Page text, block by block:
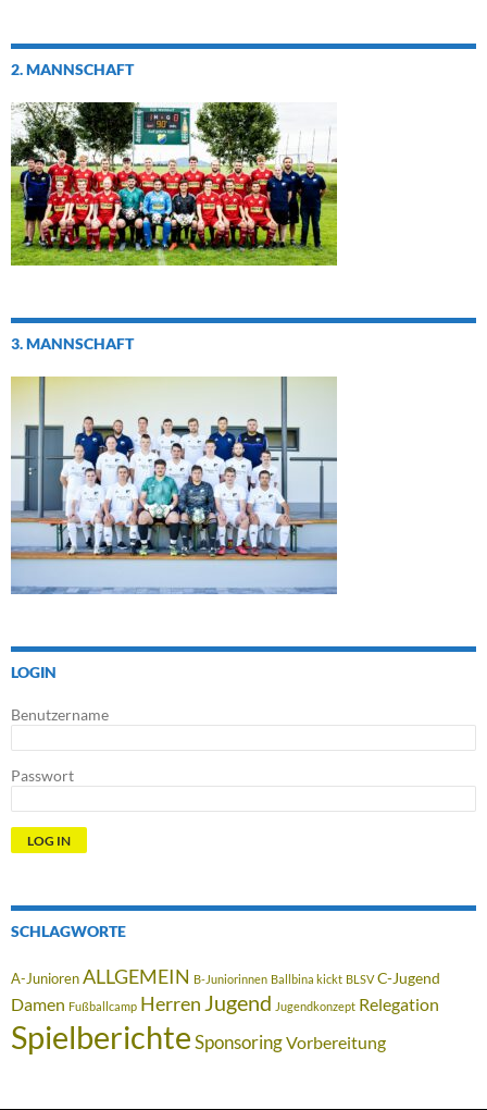
2. MANNSCHAFT
3. MANNSCHAFT
LOGIN
Benutzername
Passwort
SCHLAGWORTE
A-Junioren ALLGEMEIN B-Juniorinnen Ballbina kickt BLSV C-Jugend
Damen Fußballcamp Herren Jugend Jugendkonzept Relegation
SpielberichteSponsoringVorbereitung